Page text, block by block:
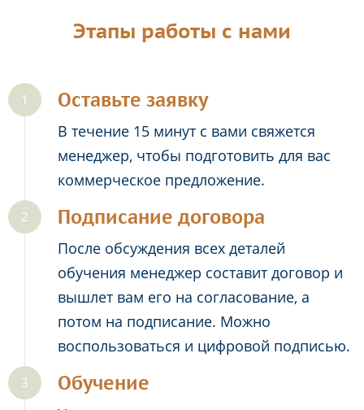
Этапы работы с нами
Оставьте заявку
В течение 15 минут с вами свяжется
менеджер, чтобы подготовить для вас
коммерческое предложение.
Подписание договора
После обсуждения всех деталей
обучения менеджер составит договор и
вышлет вам его на согласование, а
потом на подписание. Можно
воспользоваться и цифровой подписью.
Обучение